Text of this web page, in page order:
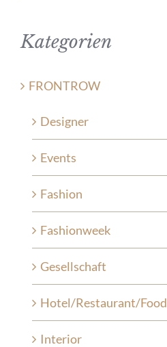
Kategorien
FRONTROW
Designer
Events
Fashion
Fashionweek
Gesellschaft
Hotel/Restaurant/Food
Interior